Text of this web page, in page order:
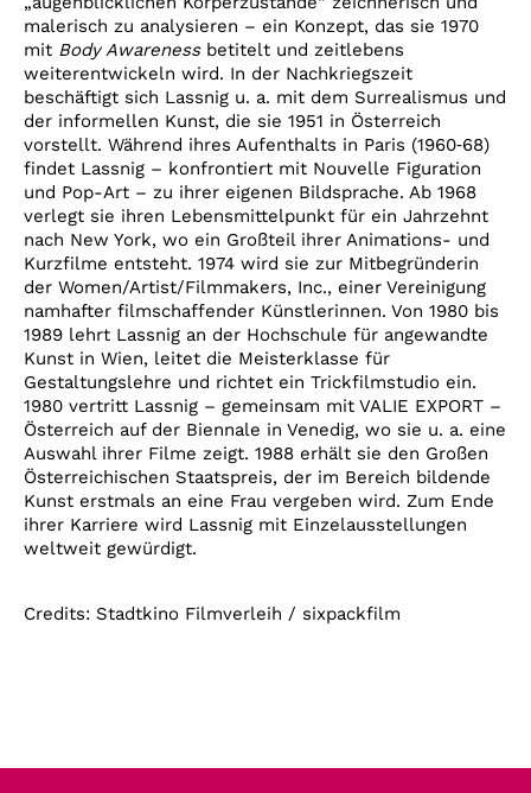
malerisch zu analysieren – ein Konzept, das sie 1970
mit Body Awarenessbetitelt und zeitlebens
weiterentwickeln wird. In der Nachkriegszeit
beschäftigt sich Lassnig u. a. mit dem Surrealismus und
der informellen Kunst, die sie 1951 in Österreich
vorstellt. Während ihres Aufenthalts in Paris (1960‑68)
findet Lassnig – konfrontiert mit Nouvelle Figuration
und Pop-Art – zu ihrer eigenen Bildsprache. Ab 1968
verlegt sie ihren Lebensmittelpunkt für ein Jahrzehnt
nach New York, wo ein Großteil ihrer Animations- und
Kurzfilme entsteht. 1974 wird sie zur Mitbegründerin
der Women/Artist/Filmmakers, Inc., einer Vereinigung
namhafter filmschaffender Künstlerinnen. Von 1980 bis
1989 lehrt Lassnig an der Hochschule für angewandte
Kunst in Wien, leitet die Meisterklasse für
Gestaltungslehre und richtet ein Trickfilmstudio ein.
1980 vertritt Lassnig – gemeinsam mit VALIE EXPORT –
Österreich auf der Biennale in Venedig, wo sie u. a. eine
Auswahl ihrer Filme zeigt. 1988 erhält sie den Großen
Österreichischen Staatspreis, der im Bereich bildende
Kunst erstmals an eine Frau vergeben wird. Zum Ende
ihrer Karriere wird Lassnig mit Einzelausstellungen
weltweit gewürdigt.
Credits: Stadtkino Filmverleih / sixpackfilm